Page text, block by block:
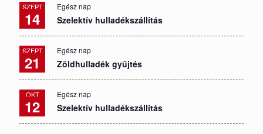
SZEPT
14
Egész nap
Szelektív hulladékszállítás
SZEPT
21
Egész nap
Zöldhulladék gyűjtés
OKT
12
Egész nap
Szelektív hulladékszállítás